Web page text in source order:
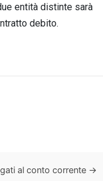
entità distinte sarà
debito.
al conto corrente →